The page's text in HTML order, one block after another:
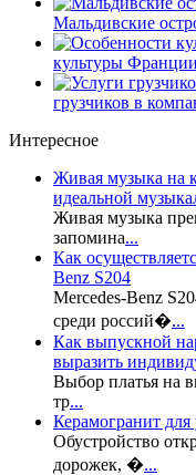
Мальдивские
культуры Франции
грузчиков в
Интересное
Живая музыка на
идеальной
Живая музыка
запомина...
Как
Benz S204
Mercedes-Benz
среди россий�...
Как выпускной
выразить
Выбор платья на
тр...
Керамогранит
Обустройство
дорожек, �...